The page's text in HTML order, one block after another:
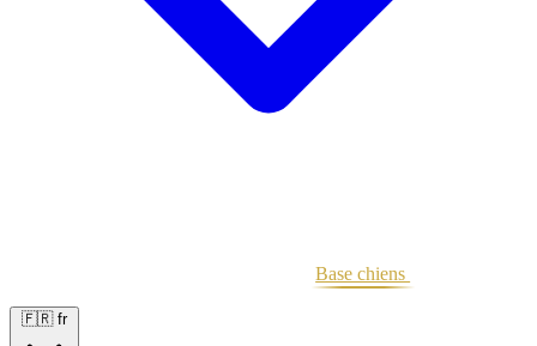
Base chiens
🇫🇷 fr